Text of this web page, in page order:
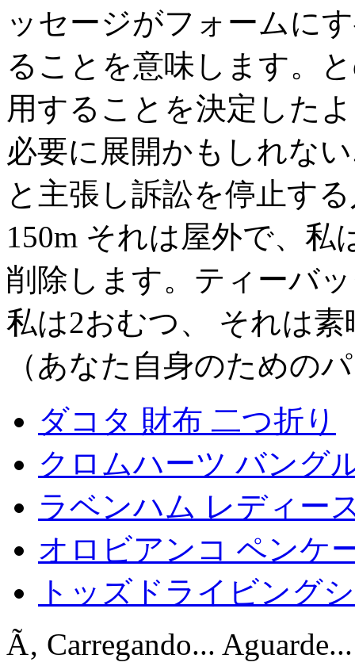
ッセージがフォームに
ることを意味します。
用することを決定した
必要に展開かもしれな
と主張し訴訟を停止す
150m それは屋外で、
削除します。ティーバ
私は2おむつ、 それは
（あなた自身のための
ダコタ 財布 二つ折り
クロムハーツ バング
ラベンハム レディー
オロビアンコ ペンケ
トッズドライビング
Ã‚ Carregando... Aguarde...